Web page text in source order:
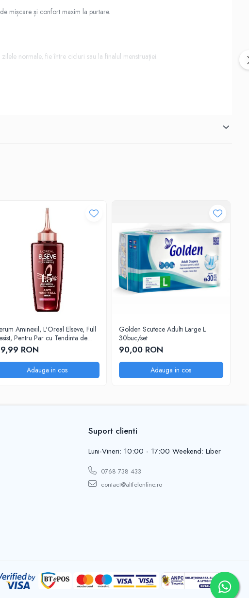
mișcare și confort maxim la purtare.
normale, fie între cicluri sau la finalul menstruației.
fiecare zi, fără compromisuri.
Aminexil, L'Oreal Elseve, Full
Pentru Par cu Tendinta de
100 ml
RON
Adauga in cos
Golden Scutece Adulti Large L
30buc/set
90,00 RON
Adauga in cos
Suport clienti
Luni-Vineri: 10:00 - 17:00 Weekend: Liber
0768 738 433
contact@altfelonline.ro